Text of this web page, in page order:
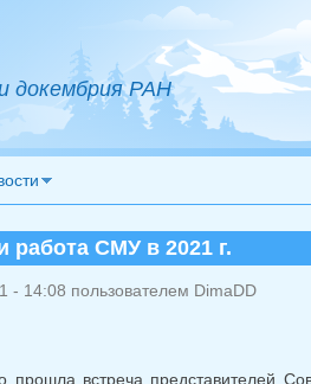
докембрия РАН
СМУ в 2021 г.
- 14:08 пользователем DimaDD
прошла встреча представителей